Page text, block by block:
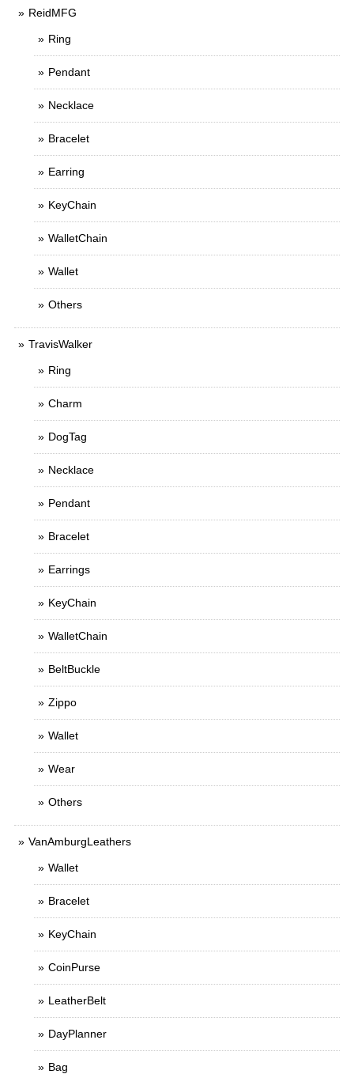
ReidMFG
Ring
Pendant
Necklace
Bracelet
Earring
KeyChain
WalletChain
Wallet
Others
TravisWalker
Ring
Charm
DogTag
Necklace
Pendant
Bracelet
Earrings
KeyChain
WalletChain
BeltBuckle
Zippo
Wallet
Wear
Others
VanAmburgLeathers
Wallet
Bracelet
KeyChain
CoinPurse
LeatherBelt
DayPlanner
Bag